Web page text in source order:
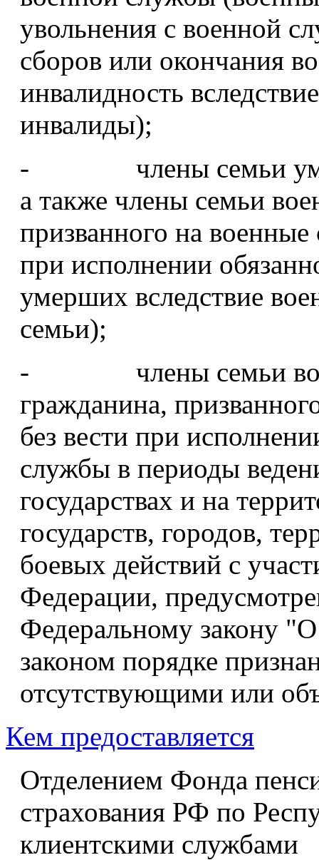
увольнения с военной
сборов или окончания
инвалидность
инвалиды);
- члены семьи
а также члены семьи
призванного на
при исполнении
умерших вследствие
семьи);
- члены семьи
гражданина,
без вести при
службы в периоды
государствах и на
государств, городов,
боевых действий с
Федерации,
Федеральному закону
законом порядке
отсутствующими или
Кем предоставляется
Отделением Фонда
страхования РФ по
клиентскими службами